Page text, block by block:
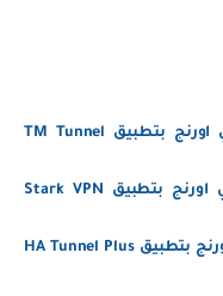
تشغيل الانترنت مجانا في اورنج بتطبيق TM Tunnel
تشغيل الانترنت مجانا في اورنج بتطبيق Stark VPN
تشغيل الانترنت مجانا في اورنج بتطبيق HA Tunnel Plus